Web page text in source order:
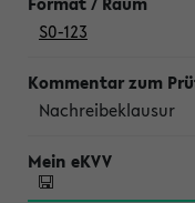
S0-123
Nachreibeklausur